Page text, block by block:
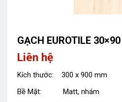
GẠCH EUROTILE
Liên hệ
Kích thước: 300 x 900 mm
Bề Mặt: Matt, nhám